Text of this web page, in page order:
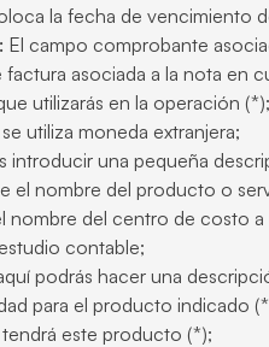
la fecha de vencimiento
El campo comprobante
asociada a la nota en
utilizarás en la operación (*);
utiliza moneda extranjera;
introducir una pequeña
el nombre del producto o
nombre del centro de costo a
contable;
podrás hacer una
para el producto indicado
este producto (*);